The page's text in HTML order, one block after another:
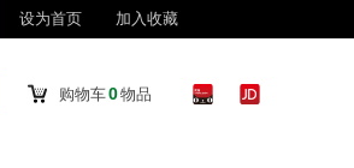
设为首页 加入收藏
购物车0物品